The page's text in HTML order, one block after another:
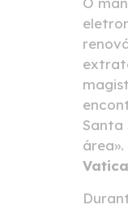
Santa
área».